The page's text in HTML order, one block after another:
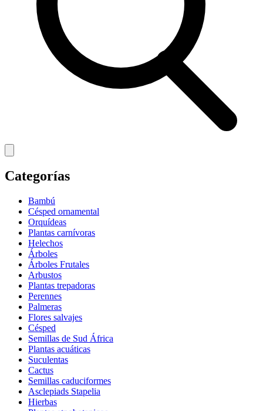
Categorías
Bambú
Césped ornamental
Orquídeas
Plantas carnívoras
Helechos
Árboles
Árboles Frutales
Arbustos
Plantas trepadoras
Perennes
Palmeras
Flores salvajes
Césped
Semillas de Sud África
Plantas acuáticas
Suculentas
Cactus
Semillas caduciformes
Asclepiads Stapelia
Hierbas